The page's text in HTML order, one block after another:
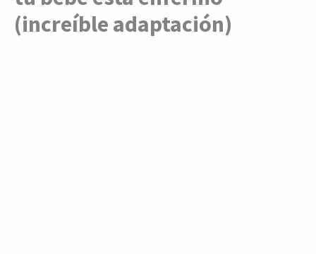
(increíble adaptación)